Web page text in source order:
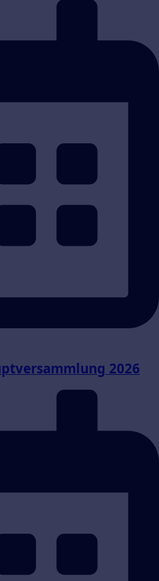
2026